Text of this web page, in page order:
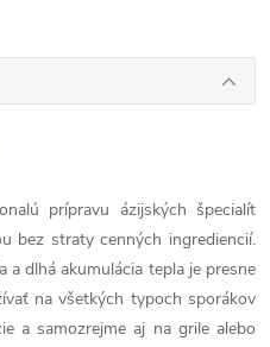
prípravu ázijských špecialít
bez straty cenných ingrediencií.
a dlhá akumulácia tepla je presne
na všetkých typoch sporákov
a samozrejme aj na grile alebo